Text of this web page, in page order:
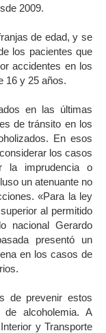
2009.
de edad, y se
los pacientes que
accidentes en los
16 y 25 años.
en las últimas
de tránsito en los
En esos
los casos
la imprudencia o
un atenuante no
«Para la ley
al permitido
nacional Gerardo
presentó un
en los casos de
de prevenir estos
alcoholemia. A
y Transporte